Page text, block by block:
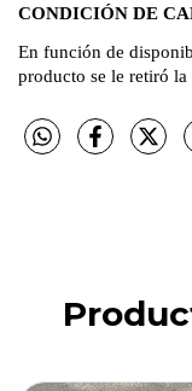
CONDICIÓN DE
En función de
producto se le retiró